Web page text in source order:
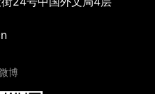
博